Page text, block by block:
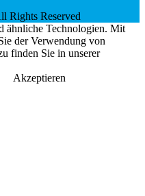
Rights Reserved
ähnliche Technologien. Mit
der Verwendung von
finden Sie in unserer
Akzeptieren